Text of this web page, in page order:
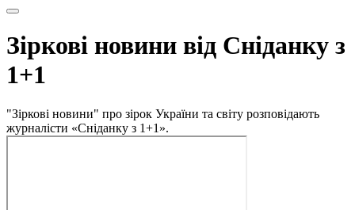
Зіркові новини від Сніданку з
1+1
"Зіркові новини" про зірок України та світу розповідають
журналісти «Сніданку з 1+1».